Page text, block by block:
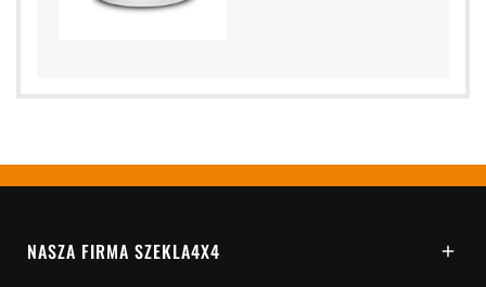
NASZA FIRMA SZEKLA4X4 